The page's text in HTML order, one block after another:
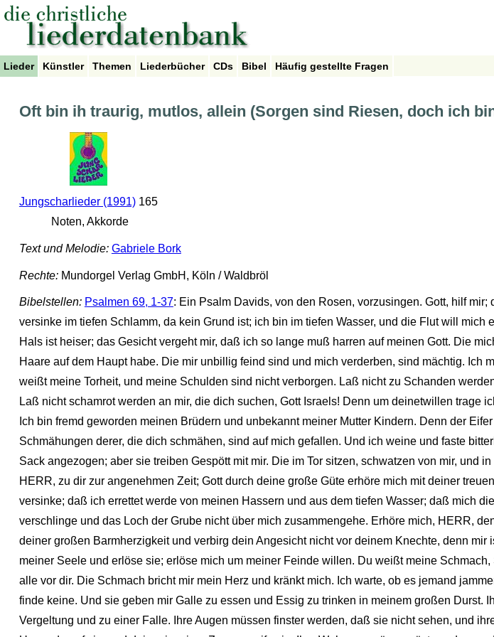
Lieder Künstler Themen Liederbücher CDs Bibel Häufig gestellte Fragen
Oft bin ih traurig, mutlos, allein (Sorgen sind Riesen, doch ich
Jungscharlieder (1991)165
Noten, Akkorde
Text und Melodie: Gabriele Bork
Rechte:Mundorgel Verlag GmbH, Köln / Waldbröl
Bibelstellen: Psalmen 69, 1-37: Ein Psalm Davids, von den Rosen, vorzusingen. Gott, hilf
versinke im tiefen Schlamm, da kein Grund ist; ich bin im tiefen Wasser, und die Flut will mich
Hals ist heiser; das Gesicht vergeht mir, daß ich so lange muß harren auf meinen Gott. Die
Haare auf dem Haupt habe. Die mir unbillig feind sind und mich verderben, sind mächtig. Ich
weißt meine Torheit, und meine Schulden sind nicht verborgen. Laß nicht zu Schanden
Laß nicht schamrot werden an mir, die dich suchen, Gott Israels! Denn um deinetwillen trage
Ich bin fremd geworden meinen Brüdern und unbekannt meiner Mutter Kindern. Denn der
Schmähungen derer, die dich schmähen, sind auf mich gefallen. Und ich weine und faste
Sack angezogen; aber sie treiben Gespött mit mir. Die im Tor sitzen, schwatzen von mir, und
HERR, zu dir zur angenehmen Zeit; Gott durch deine große Güte erhöre mich mit deiner
versinke; daß ich errettet werde von meinen Hassern und aus dem tiefen Wasser; daß mich
verschlinge und das Loch der Grube nicht über mich zusammengehe. Erhöre mich, HERR,
deiner großen Barmherzigkeit und verbirg dein Angesicht nicht vor deinem Knechte, denn mir
meiner Seele und erlöse sie; erlöse mich um meiner Feinde willen. Du weißt meine
alle vor dir. Die Schmach bricht mir mein Herz und kränkt mich. Ich warte, ob es jemand
finde keine. Und sie geben mir Galle zu essen und Essig zu trinken in meinem großen Durst.
Vergeltung und zu einer Falle. Ihre Augen müssen finster werden, daß sie nicht sehen, und